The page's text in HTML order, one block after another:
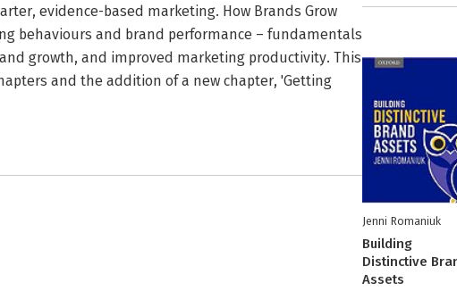
evidence-based marketing. How Brands Grow
behaviours and brand performance – fundamentals
growth, and improved marketing productivity. This
and the addition of a new chapter, 'Getting
Jenni Romaniuk
Building
Distinctive
Assets